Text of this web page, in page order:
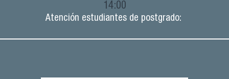
14:00
Atención estudiantes de postgrado: